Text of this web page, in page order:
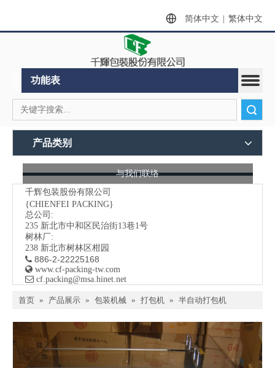
简体中文 繁体中文
功能表
产品类别
与我们联络
千辉包装股份有限公司
{CHIENFEI PACKING}
总公司:
235 新北市中和区民治街13巷1号
树林厂:
238 新北市树林区柑园
 886-2-22225168
 www.cf-packing-tw.com
 ​ cf.packing@msa.hinet.net
首页 » 产品展示 » 包装机械 » 打包机 » 半自动打包机